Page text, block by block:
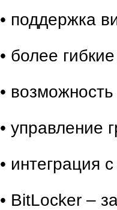
• поддержка
• более
•
• управление
• интеграция
• BitLocker –